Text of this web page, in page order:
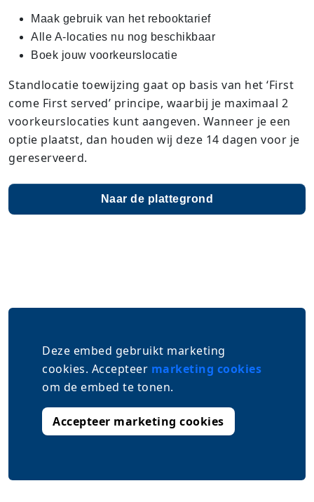
Maak gebruik van het rebooktarief
Alle A-locaties nu nog beschikbaar
Boek jouw voorkeurslocatie
Standlocatie toewijzing gaat op basis van het ‘First
come First served’ principe, waarbij je maximaal 2
voorkeurslocaties kunt aangeven. Wanneer je een
optie plaatst, dan houden wij deze 14 dagen voor je
gereserveerd.
Naar de plattegrond
Deze embed gebruikt marketing
cookies. Accepteer marketing cookies
om de embed te tonen.
Accepteer marketing cookies